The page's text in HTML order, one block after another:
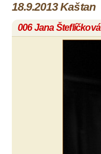
18.9.2013 Kaštan
006 Jana Šteflíčková